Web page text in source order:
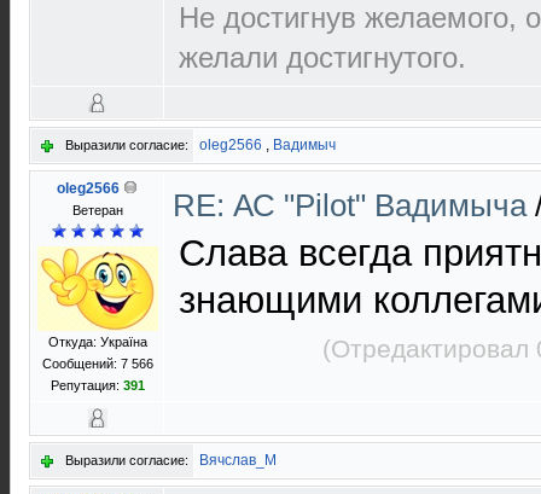
Не достигнув желаемого,
желали достигнутого.
Выразили согласие: oleg2566 , Вадимыч
oleg2566
Ветеран
Откуда: Україна
Сообщений: 7 566
Репутация: 391
RE: АС "Pilot" Вадимыча
Слава всегда
знающими
Выразили согласие: Вячслав_М